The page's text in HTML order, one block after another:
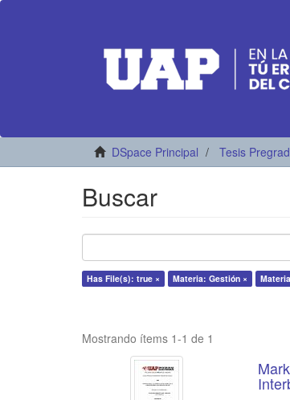
DSpace Principal Tesis
Buscar
Has File(s): true × Materia: Gestión ×
Mostrando ítems 1-1 de 1